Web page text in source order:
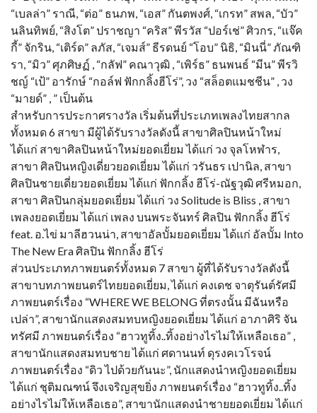
“เบลล่า” ราณี, “ต่อ” ธนภพ, “เอส” กันตพงศ์, “เกรท” สพล, “บัว”
นลินทิพย์, “สิงโต” ปราชญา “คริส” พีรวัส “ปอร์เช่” ศิวกร, “แจ๊ค
กี้” จักริน, “เติร์ด” ลภัส, “เจมส์” ธีรดนย์ “โอบ” นิธิ, “มินนี่” ภัณฑิ
รา, “มิว” ศุภศิษฏ์ , “กลัฟ” คณาวุฒิ , “เพิร์ธ” ธนพนธ์ “มีน” พีรวิ
ชญ์ “เป้” อารักษ์ “กอล์ฟ ฟักกลิ้งฮีโร่”, วง “สล็อตแมชชีน” , วง
“มายด์” , ” เป็นต้น
สำหรับการประกาศรางวัล เริ่มต้นที่ประเภทเพลงไทยสากล
ทั้งหมด 6 สาขา มีผู้ได้รับรางวัลดังนี้ สาขาศิลปินหน้าใหม่
ได้แก่ สาขาศิลปินหน้าใหม่ยอดเยี่ยม ได้แก่ วง จุลโหฬาร,
สาขา ศิลปินหญิงเดี่ยวยอดเยี่ยม ได้แก่ วรันธร เปานิล, สาขา
ศิลปินชายเดี่ยวยอดเยี่ยม ได้แก่ ฟักกลิ้ง ฮีโร่-ณัฐวุฒิ ศรีหมอก,
สาขา ศิลปินกลุ่มยอดเยี่ยม ได้แก่ วง Solitude is Bliss , สาขา
เพลงยอดเยี่ยม ได้แก่ เพลง บนพระจันทร์ ศิลปิน ฟักกลิ้ง ฮีโร่
feat. อ.ไข่ มาลีฮวนน่า, สาขาอัลบั้มยอดเยี่ยม ได้แก่ อัลบั้ม Into
The New Era ศิลปิน ฟักกลิ้ง ฮีโร่
ส่วนประเภทภาพยนตร์ทั้งหมด 7 สาขา ผู้ที่ได้รับรางวัลดังนี้
สาขาบทภาพยนตร์ไทยยอดเยี่ยม, ได้แก่ คงเดช จาตุรันต์รัศมี
ภาพยนตร์เรื่อง “WHERE WE BELONG ที่ตรงนั้น มีฉันหรือ
เปล่า”, สาขานักแสดงสมทบหญิงยอดเยี่ยม ได้แก่ อาภาศิริ จัน
ทรัศมี ภาพยนตร์เรื่อง “ฮาวทูทิ้ง..ทิ้งอย่างไรไม่ให้เหลือเธอ” ,
สาขานักแสดงสมทบชาย ได้แก่ ศดานนท์ ดุรงคเวโรจน์
ภาพยนตร์เรื่อง “ดิว ไปด้วยกันนะ”, นักแสดงนำหญิงยอดเยี่ยม
ได้แก่ ชุติมณฑน์ จึงเจริญสุขยิ่ง ภาพยนตร์เรื่อง “ฮาวทูทิ้ง..ทิ้ง
อย่างไรไม่ให้เหลือเธอ”, สาขานักแสดงนำชายยอดเยี่ยม ได้แก่